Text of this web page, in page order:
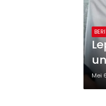
Mei